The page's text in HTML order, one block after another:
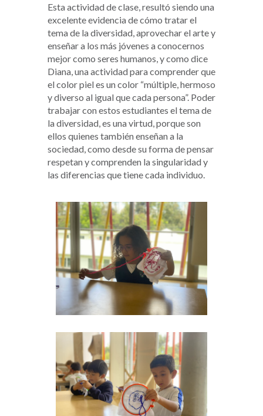
Esta actividad de clase, resultó siendo una
excelente evidencia de cómo tratar el
tema de la diversidad, aprovechar el arte y
enseñar a los más jóvenes a conocernos
mejor como seres humanos, y como dice
Diana, una actividad para comprender que
el color piel es un color “múltiple, hermoso
y diverso al igual que cada persona”. Poder
trabajar con estos estudiantes el tema de
la diversidad, es una virtud, porque son
ellos quienes también enseñan a la
sociedad, como desde su forma de pensar
respetan y comprenden la singularidad y
las diferencias que tiene cada individuo.